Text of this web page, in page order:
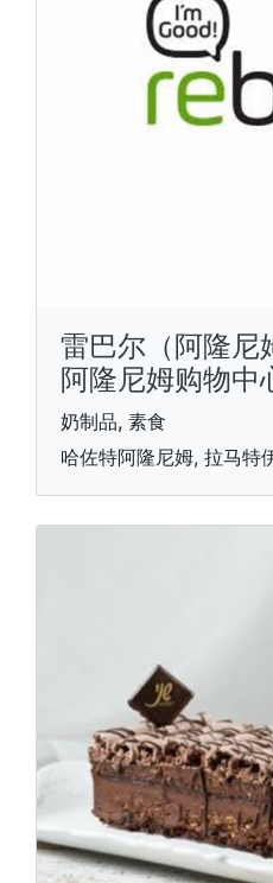
雷巴尔（阿隆尼
阿隆尼姆购物中
奶制品, 素食
哈佐特阿隆尼姆, 拉马特